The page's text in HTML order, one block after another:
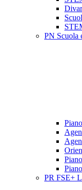
PN Scuola
PR FSE+